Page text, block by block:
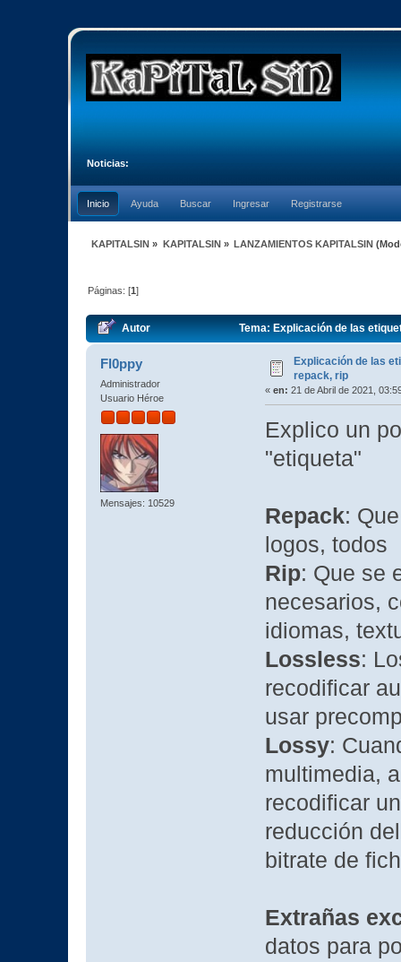
Noticias:
Inicio Ayuda Buscar Ingresar Registrarse
KAPITALSIN » KAPITALSIN» LANZAMIENTOS KAPITALSIN
Páginas: [1]
Autor Tema: Explicación de las
Fl0ppy
Administrador
Usuario Héroe
Mensajes: 10529
Explicación de las
repack, rip
« en: 21 de Abril de 2021,
Explico un
"etiqueta"
Repack:
logos, todos
Rip: Que se
necesarios,
idiomas,
Lossless:
recodificar
usar
Lossy:
multimedia,
recodificar
reducción
bitrate de
Extrañas
datos para